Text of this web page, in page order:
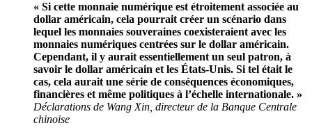
« Si cette monnaie numérique est étroitement associée au
dollar américain, cela pourrait créer un scénario dans
lequel les monnaies souveraines coexisteraient avec les
monnaies numériques centrées sur le dollar américain.
Cependant, il y aurait essentiellement un seul patron, à
savoir le dollar américain et les États-Unis. Si tel était le
cas, cela aurait une série de conséquences économiques,
financières et même politiques à l’échelle internationale. »
Déclarations de Wang Xin, directeur de la Banque Centrale
chinoise